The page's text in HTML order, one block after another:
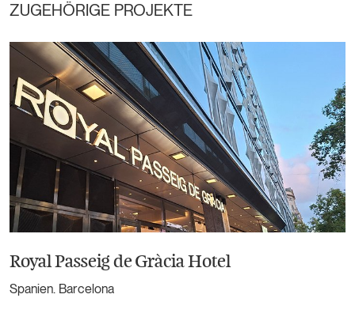
ZUGEHÖRIGE PROJEKTE
Royal Passeig de Gràcia Hotel
Spanien. Barcelona